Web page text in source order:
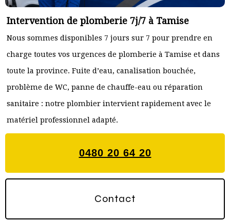
Intervention de plomberie 7j/7 à Tamise
Nous sommes disponibles 7 jours sur 7 pour prendre en
charge toutes vos urgences de plomberie à Tamise et dans
toute la province. Fuite d’eau, canalisation bouchée,
problème de WC, panne de chauffe-eau ou réparation
sanitaire : notre plombier intervient rapidement avec le
matériel professionnel adapté.
0480 20 64 20
Contact